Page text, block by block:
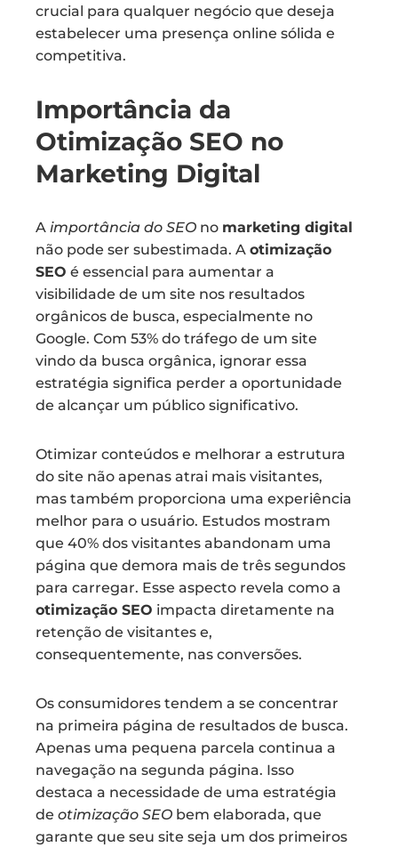
crucial para qualquer negócio que deseja
estabelecer uma presença online sólida e
competitiva.
Importância da
Otimização SEO no
Marketing Digital
A importância do SEO no marketing digital
não pode ser subestimada. A otimização
SEO é essencial para aumentar a
visibilidade de um site nos resultados
orgânicos de busca, especialmente no
Google. Com 53% do tráfego de um site
vindo da busca orgânica, ignorar essa
estratégia significa perder a oportunidade
de alcançar um público significativo.
Otimizar conteúdos e melhorar a estrutura
do site não apenas atrai mais visitantes,
mas também proporciona uma experiência
melhor para o usuário. Estudos mostram
que 40% dos visitantes abandonam uma
página que demora mais de três segundos
para carregar. Esse aspecto revela como a
otimização SEO impacta diretamente na
retenção de visitantes e,
consequentemente, nas conversões.
Os consumidores tendem a se concentrar
na primeira página de resultados de busca.
Apenas uma pequena parcela continua a
navegação na segunda página. Isso
destaca a necessidade de uma estratégia
de otimização SEO bem elaborada, que
garante que seu site seja um dos primeiros